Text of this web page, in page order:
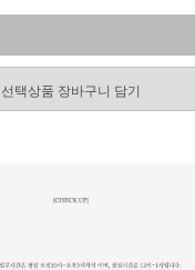
선택상품 장바구니 담기